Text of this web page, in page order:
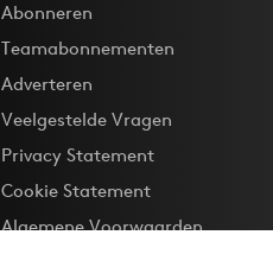
Abonneren
Teamabonnementen
Adverteren
Veelgestelde Vragen
Privacy Statement
Cookie Statement
Algemene Voorwaarden